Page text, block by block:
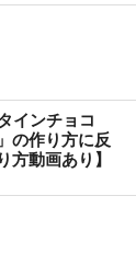
インチョコ
の作り方に反
動画あり】